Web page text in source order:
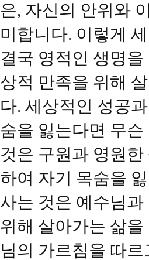
은, 자신의 안위와
미합니다. 이렇게
결국 영적인 생명
상적 만족을 위해
다. 세상적인 성공
숨을 잃는다면 무
것은 구원과 영원
하여 자기 목숨을
사는 것은 예수님
위해 살아가는 삶
님의 가르침을 따